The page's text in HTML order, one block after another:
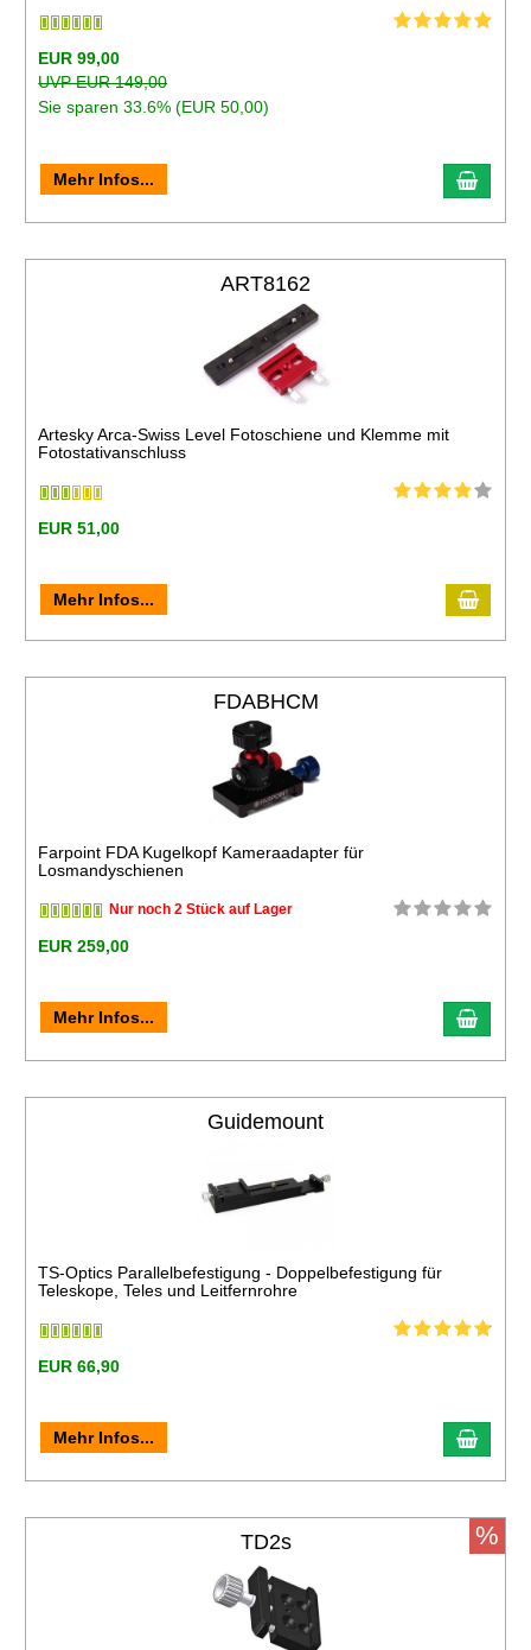
EUR 99,00
UVP EUR 149,00
Sie sparen 33.6% (EUR 50,00)
Mehr Infos...
ART8162
Artesky Arca-Swiss Level Fotoschiene und Klemme mit
Fotostativanschluss
EUR 51,00
Mehr Infos...
FDABHCM
Farpoint FDA Kugelkopf Kameraadapter für
Losmandyschienen
Nur noch 2 Stück auf Lager
EUR 259,00
Mehr Infos...
Guidemount
TS-Optics Parallelbefestigung - Doppelbefestigung für
Teleskope, Teles und Leitfernrohre
EUR 66,90
Mehr Infos...
TD2s %